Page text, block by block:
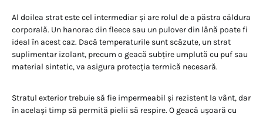
Al doilea strat este cel intermediar și are rolul de a păstra căldura
corporală. Un hanorac din fleece sau un pulover din lână poate fi
ideal în acest caz. Dacă temperaturile sunt scăzute, un strat
suplimentar izolant, precum o geacă subțire umplută cu puf sau
material sintetic, va asigura protecția termică necesară.
Stratul exterior trebuie să fie impermeabil și rezistent la vânt, dar
în același timp să permită pielii să respire. O geacă ușoară cu